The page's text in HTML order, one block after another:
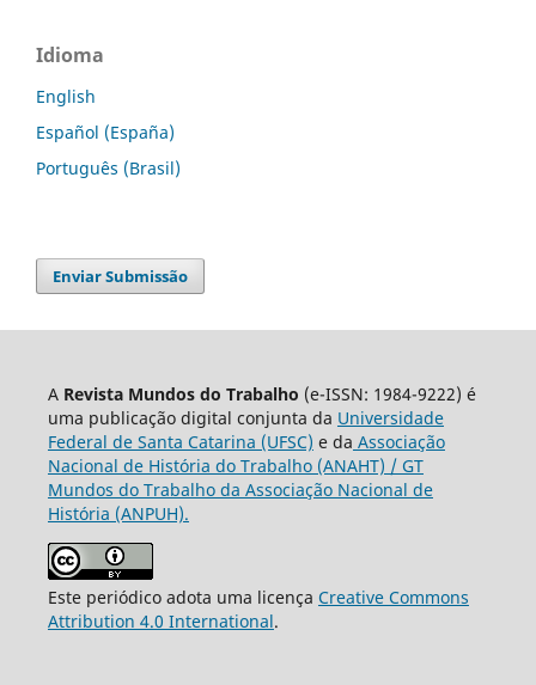
Idioma
English
Español (España)
Português (Brasil)
Enviar Submissão
A Revista Mundos do Trabalho (e-ISSN: 1984-9222) é
uma publicação digital conjunta da Universidade
Federal de Santa Catarina (UFSC) e da Associação
Nacional de História do Trabalho (ANAHT) / GT
Mundos do Trabalho da Associação Nacional de
História (ANPUH).
Este periódico adota uma licença Creative Commons
Attribution 4.0 International.